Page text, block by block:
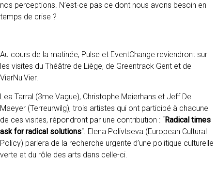
nos perceptions. N’est-ce pas ce dont nous avons besoin en
temps de crise ?
Au cours de la matinée, Pulse et EventChange reviendront sur
les visites du Théâtre de Liège, de Greentrack Gent et de
VierNulVier.
Lea Tarral (3me Vague), Christophe Meierhans et Jeff De
Maeyer (Terreurwilg), trois artistes qui ont participé à chacune
de ces visites, répondront par une contribution : “Radical times
ask for radical solutions“. Elena Polivtseva (European Cultural
Policy) parlera de la recherche urgente d’une politique culturelle
verte et du rôle des arts dans celle-ci.